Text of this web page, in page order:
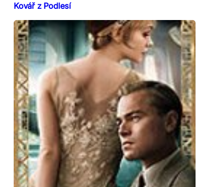
Kovář z Podlesí